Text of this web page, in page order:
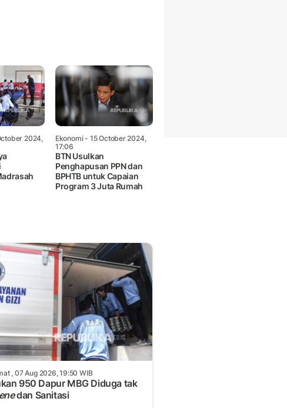
2024,
Ekonomi- 15 October 2024,
17:06
BTN Usulkan
Penghapusan PPN dan
BPHTB untuk Capaian
Program 3 Juta Rumah
, 07 Aug 2026, 19:50 WIB
950 Dapur MBG Diduga tak
dan Sanitasi